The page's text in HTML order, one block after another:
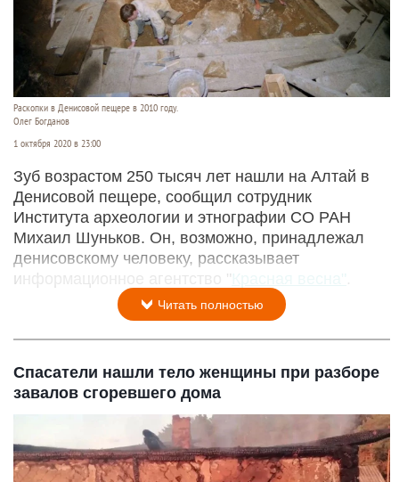
Раскопки в Денисовой пещере в 2010 году.
Олег Богданов
1 октября 2020 в 23:00
Зуб возрастом 250 тысяч лет нашли на Алтай в
Денисовой пещере, сообщил сотрудник
Института археологии и этнографии СО РАН
Михаил Шуньков. Он, возможно, принадлежал
денисовскому человеку, рассказывает
информационное агентство "Красная весна"
Читать полностью
Спасатели нашли тело женщины при разборе
завалов сгоревшего дома